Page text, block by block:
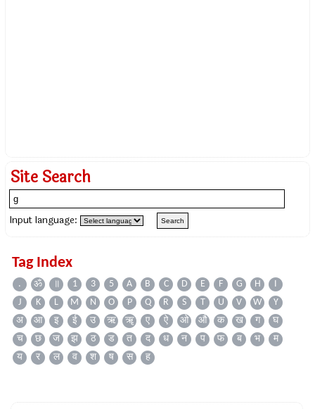
Site Search
Input language:
Tag Index
. ॐ ॥ 1 3 5 A B C D E F G H
I
J
K L M N O P Q R S T U V W
Y
अ
आ इ ई उ ऋ ॠ ए ऐ ओ औ क ख ग
घ
च
छ ज झ ठ ड त द ध न प फ ब भ
म
य
र ल व श ष स ह